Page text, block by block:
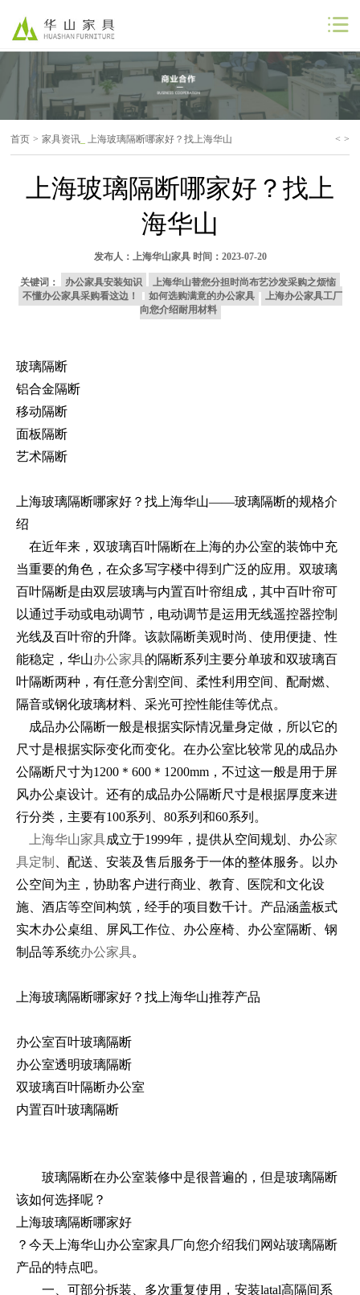
公司首页
公司简介
联系我们
首页 > 家具资讯 _上海玻璃隔断哪家好？找上海华山 < >
上海玻璃隔断哪家好？找上
海华山
发布人： 上海华山家具时间：2023-07-20
关键词： 办公家具安装知识
上海华山替您分担时尚布艺沙发采购之烦恼
不懂办公家具采购看这边！
如何选购满意的办公家具
上海办公家具工厂
向您介绍耐用材料
玻璃隔断
铝合金隔断
移动隔断
面板隔断
艺术隔断
上海玻璃隔断哪家好？找上海华山――玻璃隔断的规格介
绍
在近年来，双玻璃百叶隔断在上海的办公室的装饰中充
当重要的角色，在众多写字楼中得到广泛的应用。双玻璃
百叶隔断是由双层玻璃与内置百叶帘组成，其中百叶帘可
以通过手动或电动调节，电动调节是运用无线遥控器控制
光线及百叶帘的升降。该款隔断美观时尚、使用便捷、性
能稳定，华山办公家具的隔断系列主要分单玻和双玻璃百
叶隔断两种，有任意分割空间、柔性利用空间、配耐燃、
隔音或钢化玻璃材料、采光可控性能佳等优点。
成品办公隔断一般是根据实际情况量身定做，所以它的
尺寸是根据实际变化而变化。在办公室比较常见的成品办
公隔断尺寸为1200＊600＊1200mm，不过这一般是用于屏
风办公桌设计。还有的成品办公隔断尺寸是根据厚度来进
行分类，主要有100系列、80系列和60系列。
上海华山家具成立于1999年，提供从空间规划、办公家
具定制
、配送、安装及售后服务于一体的整体服务。以办
公空间为主，协助客户进行商业、教育、医院和文化设
施、酒店等空间构筑，经手的项目数千计。产品涵盖板式
实木办公桌组、屏风工作位、办公座椅、办公室隔断、钢
制品等系统办公家具。
上海玻璃隔断哪家好？找上海华山推荐产品
办公室百叶玻璃隔断
办公室透明玻璃隔断
双玻璃百叶隔断办公室
内置百叶玻璃隔断
玻璃隔断在办公室装修中是很普遍的，但是玻璃隔断
该如何选择呢？
上海玻璃隔断哪家好
？今天上海华山办公室家具厂向您介绍我们网站玻璃隔断
产品的特点吧。
一、可部分拆装、多次重复使用，安装latal高隔间系